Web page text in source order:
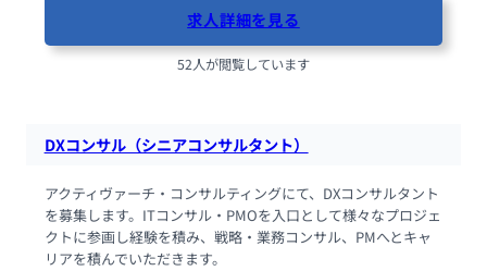
求人詳細を見る
52人が閲覧しています
DXコンサル（シニアコンサルタント）
アクティヴァーチ・コンサルティングにて、DXコンサルタント
を募集します。ITコンサル・PMOを入口として様々なプロジェ
クトに参画し経験を積み、戦略・業務コンサル、PMへとキャ
リアを積んでいただきます。